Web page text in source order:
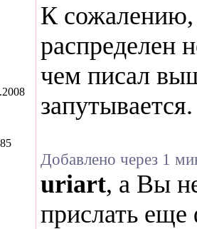
К сожалению,
распределен
чем писал
запутывается.
Добавлено через 1
uriart, а Вы
прислать еще